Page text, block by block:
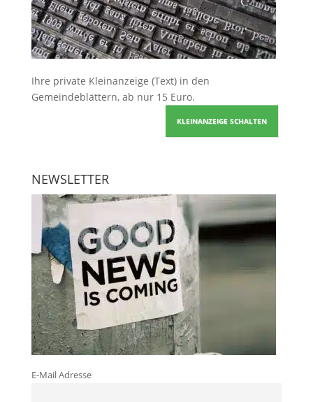
Ihre private Kleinanzeige (Text) in den
Gemeindeblättern, ab nur 15 Euro.
KLEINANZEIGE SCHALTEN
NEWSLETTER
E-Mail Adresse